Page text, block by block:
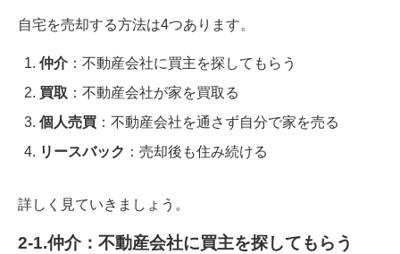
自宅を売却する方法は4つあります。
仲介 ：不動産会社に買主を探してもらう
買取 ：不動産会社が家を買取る
個人売買 ：不動産会社を通さず自分で家を売る
リースバック ：売却後も住み続ける
詳しく見ていきましょう。
2-1.仲介：不動産会社に買主を探してもらう